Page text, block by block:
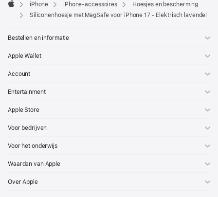
Apple
iPhone iPhone-accessoires
Hoesjes en bescherming
Siliconenhoesje met MagSafe voor iPhone 17 - Elektrisch lavendel
Bestellen en informatie
Apple Wallet
Account
Entertainment
Apple Store
Voor bedrijven
Voor het onderwijs
Waarden van Apple
Over Apple